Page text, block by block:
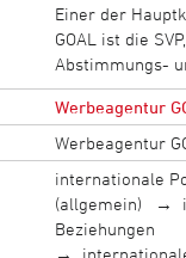
Einer der
GOAL ist die
Abstimmungs-
Werbeagentur
Werbeagentur
internationale
(allgemein)
Beziehungen